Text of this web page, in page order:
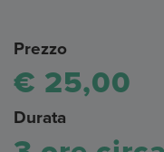
Prezzo
€ 25,00
Durata